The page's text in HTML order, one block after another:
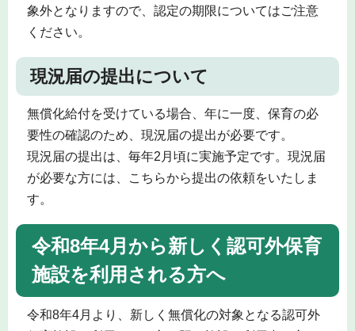
象外となりますので、認定の期限についてはご注意
ください。
現況届の提出について
無償化給付を受けている場合、年に一度、保育の必
要性の確認のため、現況届の提出が必要です。
現況届の提出は、毎年2月頃に実施予定です。現況届
が必要な方には、こちらから提出の依頼をいたしま
す。
令和8年4月から新しく認可外保育
施設を利用される方へ
令和8年4月より、新しく無償化の対象となる認可外